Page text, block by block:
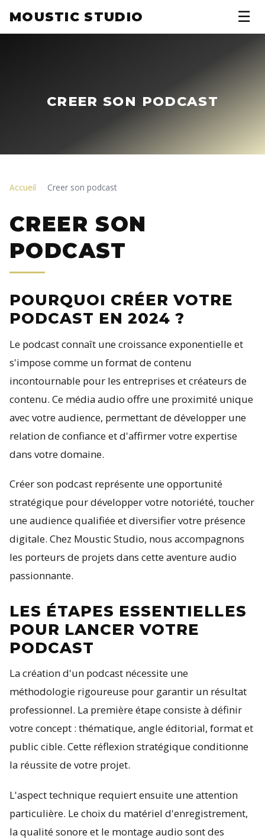
MOUSTIC STUDIO ☰
CREER SON PODCAST
Accueil Creer son podcast
CREER SON
PODCAST
POURQUOI CRÉER VOTRE
PODCAST EN 2024 ?
Le podcast connaît une croissance exponentielle et
s'impose comme un format de contenu
incontournable pour les entreprises et créateurs de
contenu. Ce média audio offre une proximité unique
avec votre audience, permettant de développer une
relation de confiance et d'affirmer votre expertise
dans votre domaine.
Créer son podcast représente une opportunité
stratégique pour développer votre notoriété, toucher
une audience qualifiée et diversifier votre présence
digitale. Chez Moustic Studio, nous accompagnons
les porteurs de projets dans cette aventure audio
passionnante.
LES ÉTAPES ESSENTIELLES
POUR LANCER VOTRE
PODCAST
La création d'un podcast nécessite une
méthodologie rigoureuse pour garantir un résultat
professionnel. La première étape consiste à définir
votre concept : thématique, angle éditorial, format et
public cible. Cette réflexion stratégique conditionne
la réussite de votre projet.
L'aspect technique requiert ensuite une attention
particulière. Le choix du matériel d'enregistrement,
la qualité sonore et le montage audio sont des